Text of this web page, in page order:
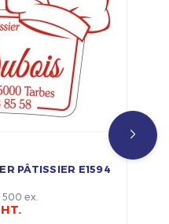
PÂTISSIER E1594
ex.